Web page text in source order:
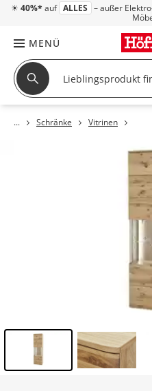
☀ 40%* auf ALLES – außer
MENÜ
Schränke Vitrinen